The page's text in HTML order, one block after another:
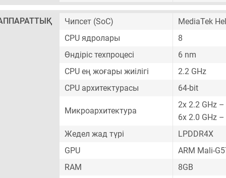
Чипсет (SoC)
MediaTek
CPU ядролары
8
Өндіріс техпроцесі
6 nm
CPU ең жоғары жиілігі
2.2 GHz
CPU архитектурасы
64-bit
Микроархитектура
2x 2.2 GHz
6x 2.0 GHz
Жедел жад түрі
LPDDR4X
GPU
ARM Mali-
RAM
8GB